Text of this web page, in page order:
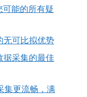
可能的所有疑
无可比拟优势
据采集的最佳
集更流畅，满